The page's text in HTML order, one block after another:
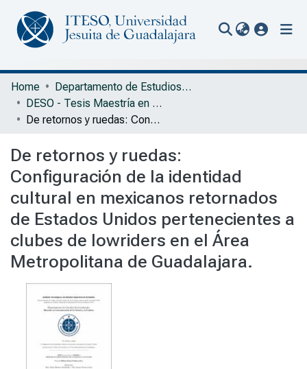
Communities & Collections
All of Repository
Portal Biblioteca
Home
Departamento de Estudios Socioculturales
DESO - Tesis Maestría en Comunicación y Cultura
De retornos y ruedas: Configuración de la identidad cultural en mexicanos retornados de Estados Unidos pertenecientes a clubes de lowriders en el Área Metropolitana de Guadalajara.
De retornos y ruedas:
Configuración de la identidad
cultural en mexicanos retornados
de Estados Unidos pertenecientes a
clubes de lowriders en el Área
Metropolitana de Guadalajara.